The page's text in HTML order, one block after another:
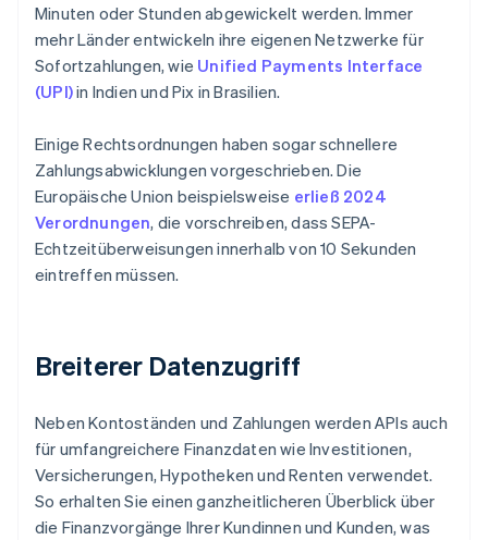
Minuten oder Stunden abgewickelt werden. Immer
mehr Länder entwickeln ihre eigenen Netzwerke für
Sofortzahlungen, wie Unified Payments Interface
(UPI)in Indien und Pix in Brasilien.
Einige Rechtsordnungen haben sogar schnellere
Zahlungsabwicklungen vorgeschrieben. Die
Europäische Union beispielsweise erließ 2024
Verordnungen, die vorschreiben, dass SEPA-
Echtzeitüberweisungen innerhalb von 10 Sekunden
eintreffen müssen.
Breiterer Datenzugriff
Neben Kontoständen und Zahlungen werden APIs auch
für umfangreichere Finanzdaten wie Investitionen,
Versicherungen, Hypotheken und Renten verwendet.
So erhalten Sie einen ganzheitlicheren Überblick über
die Finanzvorgänge Ihrer Kundinnen und Kunden, was